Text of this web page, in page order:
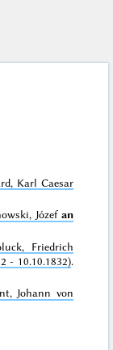
Karl Caesar
Józef an
Friedrich
- 10.10.1832).
Johann von